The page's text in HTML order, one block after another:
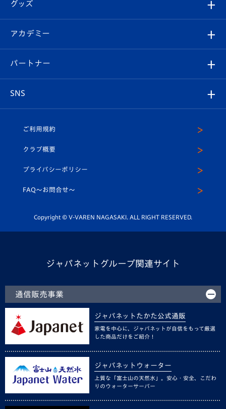
チケット
イベント
メディア
ホームタウン
スタッフプロフィール
マスコット紹介
平和祈念活動
ホームタウン活動
Revive Team
ヴィヴィくんの長崎おもてなしガイド
フォトギャラリー
スタジアムグルメ
V-LOVERS（ファンクラブ）
プレイヤーズスイート
グッズ
オンラインショップ
店舗情報
アカデミー
育成からのお知らせ
U-18
スクール
パートナー
SNS
ヴィヴィくんインスタグラム
公式LINE＠
ご利用規約
クラブ概要
プライバシーポリシー
FAQ〜お問合せ〜
Copyright © V-VAREN NAGASAKI. ALL RIGHT RESERVED.
ジャパネットグループ関連サイト
通信販売事業
ジャパネットたかた公式通販
家電を中心に、ジャパネットが自信をもって厳選
した商品だけをご紹介！
ジャパネットウォーター
上質な「富士山の天然水」。安心・安全、こだわ
りのウォーターサーバー